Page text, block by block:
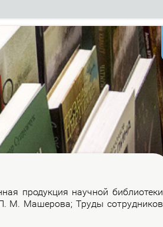
про­дук­ция на­уч­ной биб­лио­те­ки
М. Ма­ше­ро­ва; Тру­ды со­труд­ни­ков